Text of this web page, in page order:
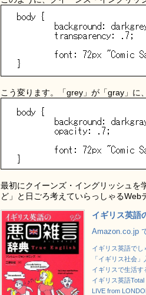
こう変ります。「grey」が「gray」に
最初にクイーンズ・イングリッシュを
ど」と日ごろ考えていらっしゃるWeb
イギリス英
Amazon.co.jp
イギリス英語で
「イギリス社会
イギリスで生活
イギリス英語
LIVE from